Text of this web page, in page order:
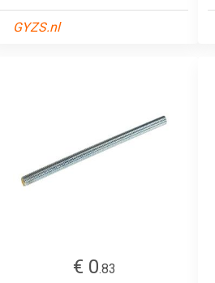
GYZS.nl
€ 0.83